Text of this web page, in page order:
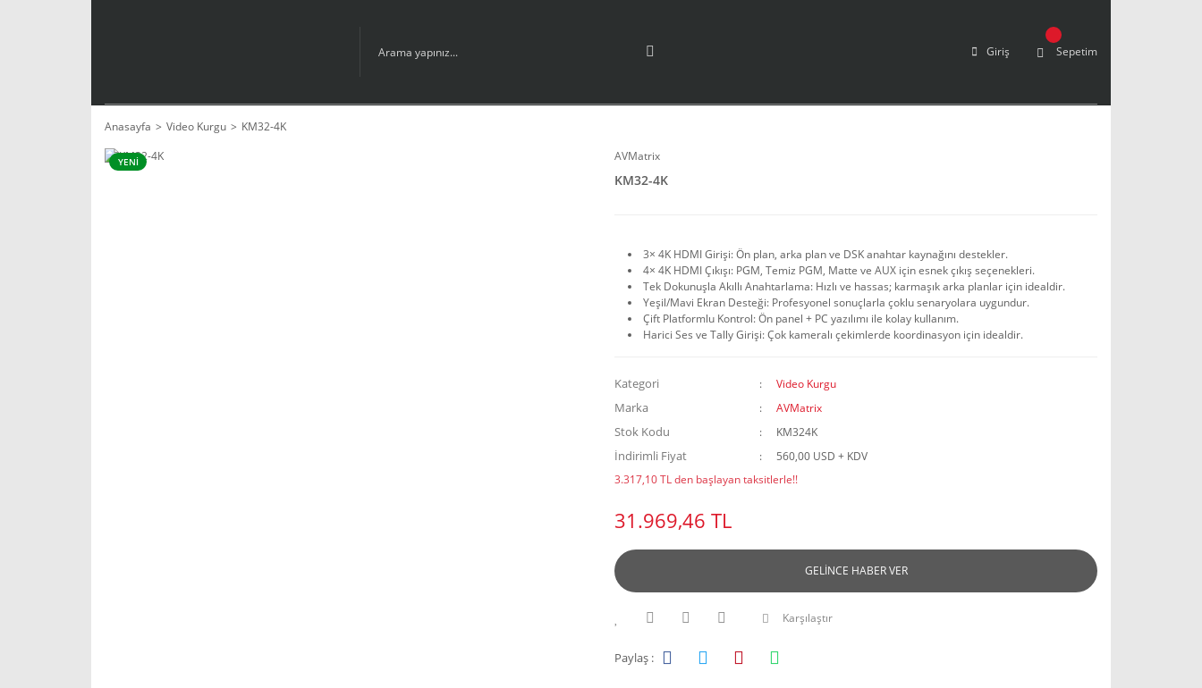
Giriş Sepetim
Anasayfa Video Kurgu KM32-4K
YENİ AVMatrix
KM32-4K
3× 4K HDMI Girişi: Ön plan, arka plan ve DSK anahtar kaynağını destekler.
4× 4K HDMI Çıkışı: PGM, Temiz PGM, Matte ve AUX için esnek çıkış seçenekleri.
Tek Dokunuşla Akıllı Anahtarlama: Hızlı ve hassas; karmaşık arka planlar için idealdir.
Yeşil/Mavi Ekran Desteği: Profesyonel sonuçlarla çoklu senaryolara uygundur.
Çift Platformlu Kontrol: Ön panel + PC yazılımı ile kolay kullanım.
Harici Ses ve Tally Girişi: Çok kameralı çekimlerde koordinasyon için idealdir.
Kategori Video Kurgu
Marka AVMatrix
Stok Kodu KM324K
İndirimli Fiyat
560,00 USD + KDV
3.317,10 TL den başlayan taksitlerle!!
31.969,46 TL
GELİNCE HABER VER
Karşılaştır
Paylaş :